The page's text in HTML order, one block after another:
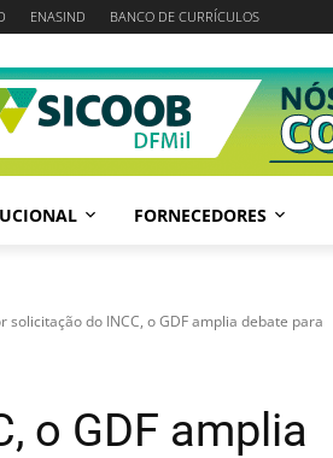
ENASIND BANCO DE CURRÍCULOS
FORNECEDORES
solicitação do INCC, o GDF amplia debate para
o GDF amplia